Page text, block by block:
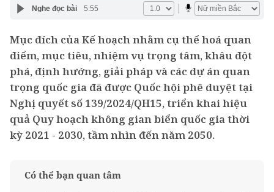
Nghe đọc bài 5:55
Mục đích của Kế hoạch nhằm cụ thể hoá quan
điểm, mục tiêu, nhiệm vụ trọng tâm, khâu đột
phá, định hướng, giải pháp và các dự án quan
trọng quốc gia đã được Quốc hội phê duyệt tại
Nghị quyết số 139/2024/QH15, triển khai hiệu
quả Quy hoạch không gian biển quốc gia thời
kỳ 2021 - 2030, tầm nhìn đến năm 2050.
Có thể bạn quan tâm